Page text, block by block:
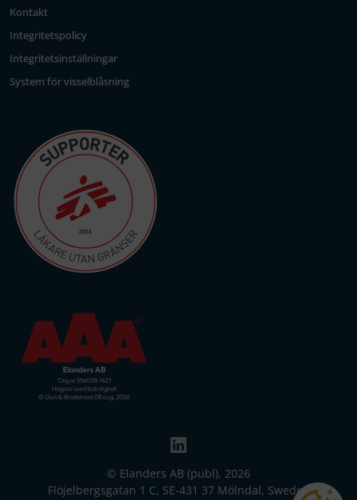
Kontakt
Integritetspolicy
Integritetsinställningar
System för visselblåsning
© Elanders AB (publ), 2026
Flöjelbergsgatan 1 C, SE-431 37 Mölndal, Sweden